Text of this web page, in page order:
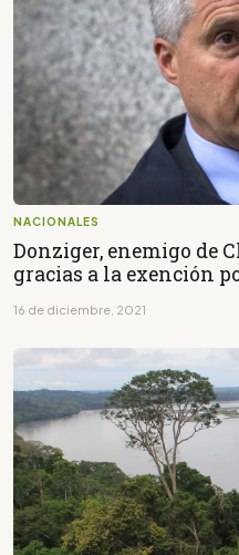
NACIONALES
Donziger, enemigo de
gracias a la exención
16 de diciembre, 2021